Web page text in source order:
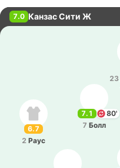
7.0 Канзас Сити Ж
23
7.1
80'
7 Болл
6.7
2 Раус